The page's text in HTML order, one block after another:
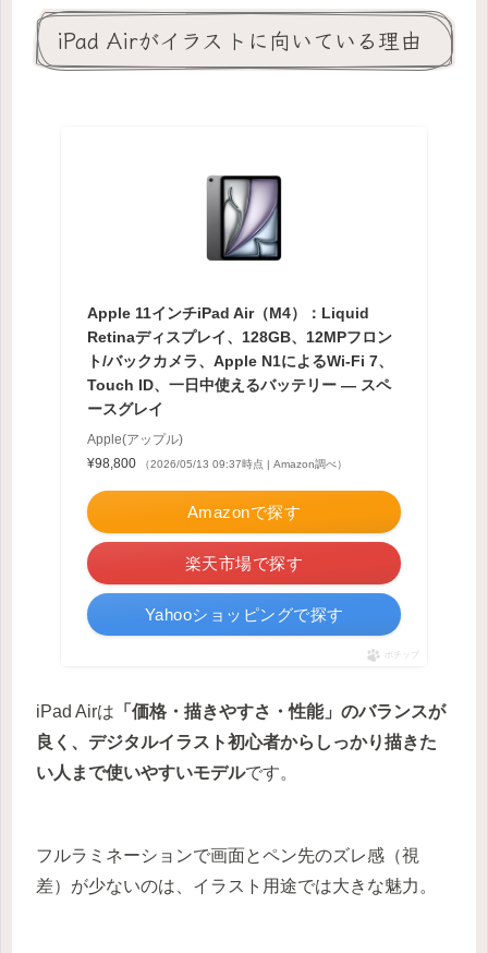
iPad Airがイラストに向いている理由
Apple 11インチiPad Air（M4）：Liquid
Retinaディスプレイ、128GB、12MPフロン
ト/バックカメラ、Apple N1によるWi-Fi 7、
Touch ID、一日中使えるバッテリー — スペ
ースグレイ
Apple(アップル)
¥98,800
（2026/05/13 09:37時点 | Amazon調べ）
Amazonで探す
楽天市場で探す
Yahooショッピングで探す
ポチップ
iPad Airは 「価格・描きやすさ・性能」のバランスが
良く、デジタルイラスト初心者からしっかり描きた
い人まで使いやすいモデルです。
フルラミネーションで画面とペン先のズレ感（視
差）が少ないのは、イラスト用途では大きな魅力。